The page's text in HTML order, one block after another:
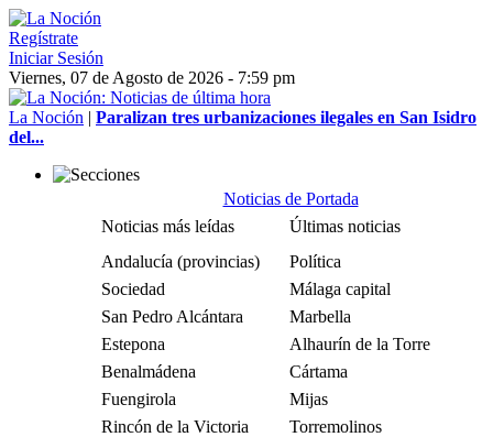
Regístrate
Iniciar Sesión
Viernes, 07 de Agosto de 2026 - 7:59 pm
La Noción | Paralizan tres urbanizaciones ilegales en San Isidro
del...
Noticias de Portada
Noticias más leídas
Últimas noticias
Andalucía (provincias)
Política
Sociedad
Málaga capital
San Pedro Alcántara
Marbella
Estepona
Alhaurín de la Torre
Benalmádena
Cártama
Fuengirola
Mijas
Rincón de la Victoria
Torremolinos